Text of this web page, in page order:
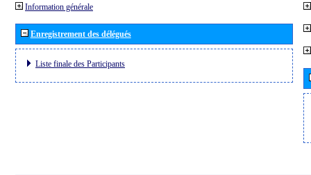
Information générale
Enregistrement des délégués
Liste finale des Participants